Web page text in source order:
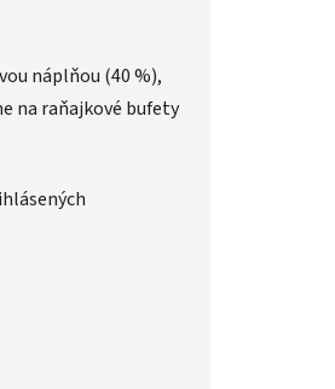
náplňou (40 %),
na raňajkové bufety